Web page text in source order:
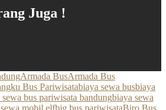
Juga !
Armada BusArmada Bus
Bus Pariwisatabiaya sewa busbiaya
sewa bus pariwisata bandungbiaya sewa